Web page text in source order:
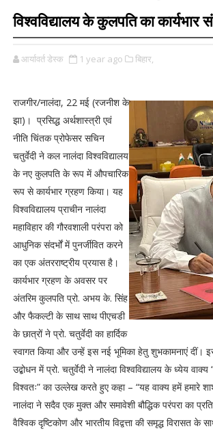
विश्वविद्यालय के कुलपति का कार्यभार
आर्यावर्त डेस्क 1 year ago बिहार,
राजगीर/नालंदा, 22 मई (रजनीश के
झा)। प्रसिद्ध अर्थशास्त्री एवं
नीति चिंतक प्रोफेसर सचिन
चतुर्वेदी ने कल नालंदा विश्वविद्यालय
के नए कुलपति के रूप में औपचारिक
रूप से कार्यभार ग्रहण किया। यह
विश्वविद्यालय प्राचीन नालंदा
महाविहार की गौरवशाली परंपरा को
आधुनिक संदर्भों में पुनर्जीवित करने
का एक अंतरराष्ट्रीय प्रयास है।
कार्यभार ग्रहण के अवसर पर
अंतरिम कुलपति प्रो. अभय के. सिंह
और फैकल्टी के साथ साथ पीएचडी
के छात्रों ने प्रो. चतुर्वेदी का हार्दिक
स्वागत किया और उन्हें इस नई भूमिका हेतु शुभकामनाएं
उद्बोधन में प्रो. चतुर्वेदी ने नालंदा विश्वविद्यालय के ध्येय
विश्वतः” का उल्लेख करते हुए कहा – “यह वाक्य हमें हमारे
नालंदा ने सदैव एक मुक्त और समावेशी बौद्धिक परंपरा का
वैश्विक दृष्टिकोण और भारतीय विद्वत्ता की समृद्ध विरासत के